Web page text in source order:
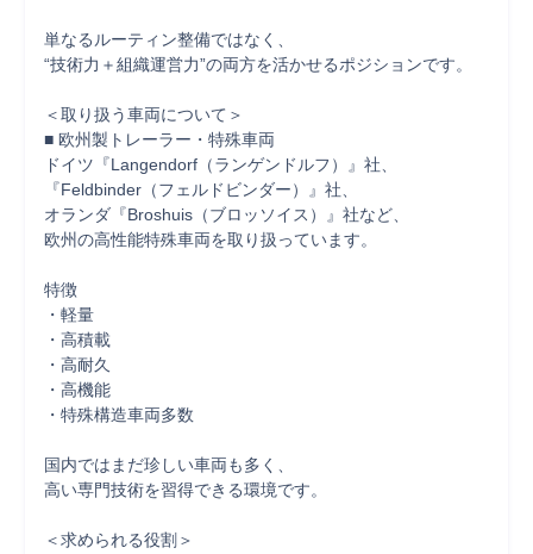
単なるルーティン整備ではなく、
“技術力＋組織運営力”の両方を活かせるポジションです。
＜取り扱う車両について＞
■ 欧州製トレーラー・特殊車両
ドイツ『Langendorf（ランゲンドルフ）』社、
『Feldbinder（フェルドビンダー）』社、
オランダ『Broshuis（ブロッソイス）』社など、
欧州の高性能特殊車両を取り扱っています。
特徴
・軽量
・高積載
・高耐久
・高機能
・特殊構造車両多数
国内ではまだ珍しい車両も多く、
高い専門技術を習得できる環境です。
＜求められる役割＞